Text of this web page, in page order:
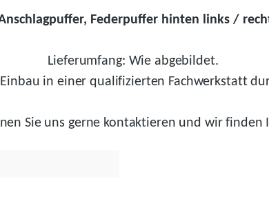
Federpuffer hinten links /
Lieferumfang: Wie abgebildet.
in einer qualifizierten Fachwerkstatt
Sie uns gerne kontaktieren und wirfinden